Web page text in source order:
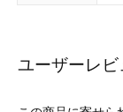
ユーザーレビ